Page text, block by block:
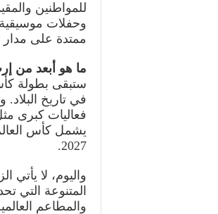
للمواطنين
وحفلات
ممتدة على مدار
ما هو أبعد من
في تاريخ
2027.
واليوم، لا يأتي
المتنوعة التي
والمطاعم